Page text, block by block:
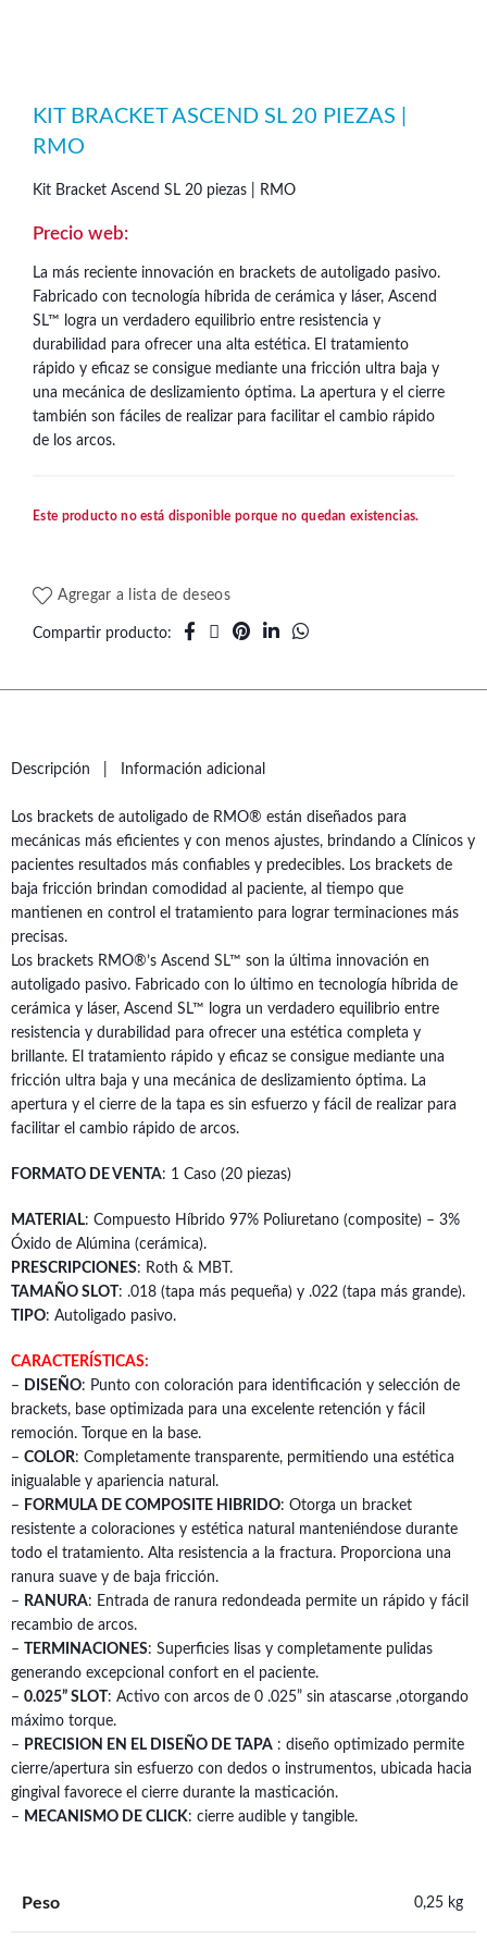
KIT BRACKET ASCEND SL 20 PIEZAS |
RMO
Kit Bracket Ascend SL 20 piezas | RMO
La más reciente innovación en brackets de autoligado pasivo.
Fabricado con tecnología híbrida de cerámica y láser, Ascend
SL™ logra un verdadero equilibrio entre resistencia y
durabilidad para ofrecer una alta estética. El tratamiento
rápido y eficaz se consigue mediante una fricción ultra baja y
una mecánica de deslizamiento óptima. La apertura y el cierre
también son fáciles de realizar para facilitar el cambio rápido
de los arcos.
Este producto no está disponible porque no quedan existencias.
Agregar a lista de deseos
Compartir producto
Descripción Información adicional
Los brackets de autoligado de RMO® están diseñados para
mecánicas más eficientes y con menos ajustes, brindando a Clínicos y
pacientes resultados más confiables y predecibles. Los brackets de
baja fricción brindan comodidad al paciente, al tiempo que
mantienen en control el tratamiento para lograr terminaciones más
precisas.
Los brackets RMO®’s Ascend SL™ son la última innovación en
autoligado pasivo. Fabricado con lo último en tecnología híbrida de
cerámica y láser, Ascend SL™ logra un verdadero equilibrio entre
resistencia y durabilidad para ofrecer una estética completa y
brillante. El tratamiento rápido y eficaz se consigue mediante una
fricción ultra baja y una mecánica de deslizamiento óptima. La
apertura y el cierre de la tapa es sin esfuerzo y fácil de realizar para
facilitar el cambio rápido de arcos.
FORMATO DE VENTA: 1 Caso (20 piezas)
MATERIAL: Compuesto Híbrido 97% Poliuretano (composite) – 3%
Óxido de Alúmina (cerámica).
PRESCRIPCIONES: Roth & MBT.
TAMAÑO SLOT : .018 (tapa más pequeña) y .022 (tapa más grande).
TIPO: Autoligado pasivo.
CARACTERÍSTICAS:
– DISEÑO: Punto con coloración para identificación y selección de
brackets, base optimizada para una excelente retención y fácil
remoción. Torque en la base.
– COLOR: Completamente transparente, permitiendo una estética
inigualable y apariencia natural.
– FORMULA DE COMPOSITE HIBRIDO: Otorga un bracket
resistente a coloraciones y estética natural manteniéndose durante
todo el tratamiento. Alta resistencia a la fractura. Proporciona una
ranura suave y de baja fricción.
– RANURA: Entrada de ranura redondeada permite un rápido y fácil
recambio de arcos.
–
TERMINACIONES: Superficies lisas y completamente pulidas
generando excepcional confort en el paciente.
– 0.025” SLOT : Activo con arcos de 0 .025” sin atascarse ,otorgando
máximo torque.
– PRECISION EN EL DISEÑO DE TAPA : diseño optimizado permite
cierre/apertura sin esfuerzo con dedos o instrumentos, ubicada hacia
gingival favorece el cierre durante la masticación.
– MECANISMO DE CLICK: cierre audible y tangible.
Peso 0,25 kg